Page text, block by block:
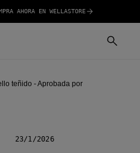
AHORA EN WELLASTORE
teñido - Aprobada por
23/1/2026